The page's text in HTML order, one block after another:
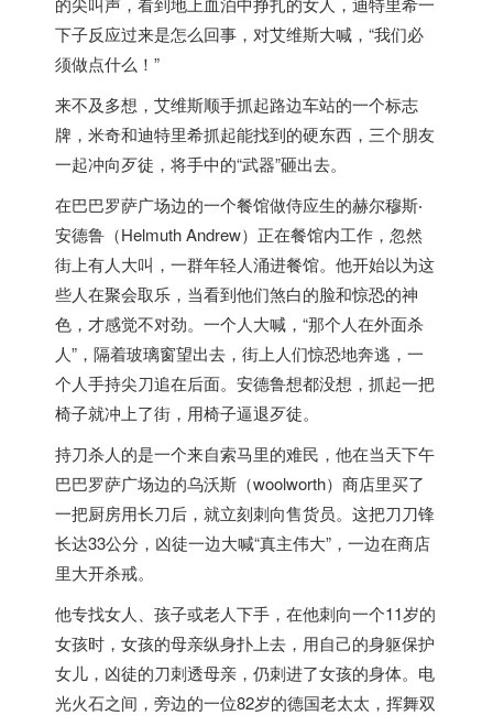
下子反应过来是怎么回事，对艾维斯大喊，“我们必
须做点什么！”
来不及多想，艾维斯顺手抓起路边车站的一个标志
牌，米奇和迪特里希抓起能找到的硬东西，三个朋友
一起冲向歹徒，将手中的“武器”砸出去。
在巴巴罗萨广场边的一个餐馆做侍应生的赫尔穆斯‧
安德鲁（Helmuth Andrew）正在餐馆内工作，忽然
街上有人大叫，一群年轻人涌进餐馆。他开始以为这
些人在聚会取乐，当看到他们煞白的脸和惊恐的神
色，才感觉不对劲。一个人大喊，“那个人在外面杀
人”，隔着玻璃窗望出去，街上人们惊恐地奔逃，一
个人手持尖刀追在后面。安德鲁想都没想，抓起一把
椅子就冲上了街，用椅子逼退歹徒。
持刀杀人的是一个来自索马里的难民，他在当天下午
巴巴罗萨广场边的乌沃斯（woolworth）商店里买了
一把厨房用长刀后，就立刻刺向售货员。这把刀刀锋
长达33公分，凶徒一边大喊“真主伟大”，一边在商店
里大开杀戒。
他专找女人、孩子或老人下手，在他刺向一个11岁的
女孩时，女孩的母亲纵身扑上去，用自己的身躯保护
女儿，凶徒的刀刺透母亲，仍刺进了女孩的身体。电
光火石之间，旁边的一位82岁的德国老太太，挥舞双